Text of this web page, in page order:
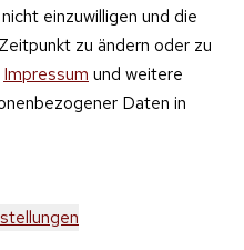
einzuwilligen und die
zu ändern oder zu
Impressum und weitere
Daten in